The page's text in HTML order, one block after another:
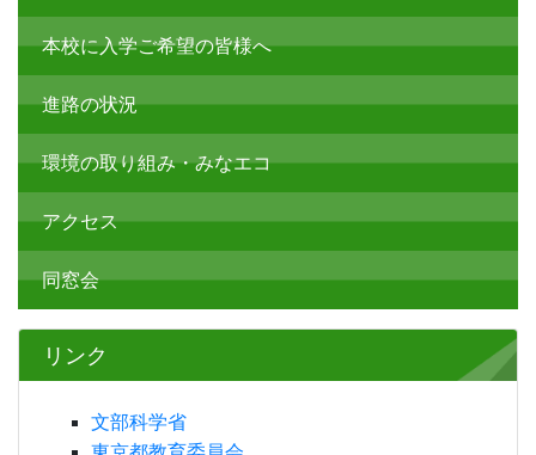
本校に入学ご希望の皆様へ
進路の状況
環境の取り組み・みなエコ
アクセス
同窓会
リンク
文部科学省